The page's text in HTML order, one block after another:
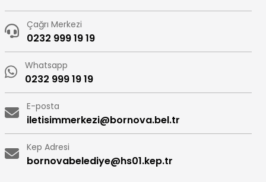
Çağrı Merkezi
0232 999 19 19
Whatsapp
0232 999 19 19
E-posta
iletisimmerkezi@bornova.bel.tr
Kep Adresi
bornovabelediye@hs01.kep.tr